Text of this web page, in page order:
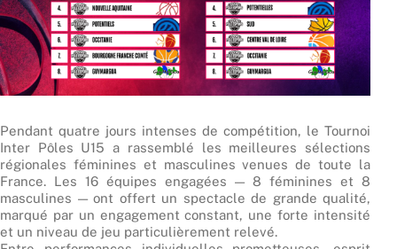
Pendant quatre jours intenses de compétition, le Tournoi
Inter Pôles U15 a rassemblé les meilleures sélections
régionales féminines et masculines venues de toute la
France. Les 16 équipes engagées — 8 féminines et 8
masculines — ont offert un spectacle de grande qualité,
marqué par un engagement constant, une forte intensité
et un niveau de jeu particulièrement relevé.